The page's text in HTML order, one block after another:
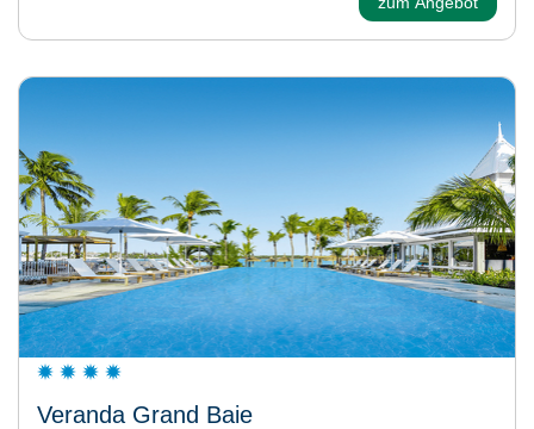
Veranda Grand Baie